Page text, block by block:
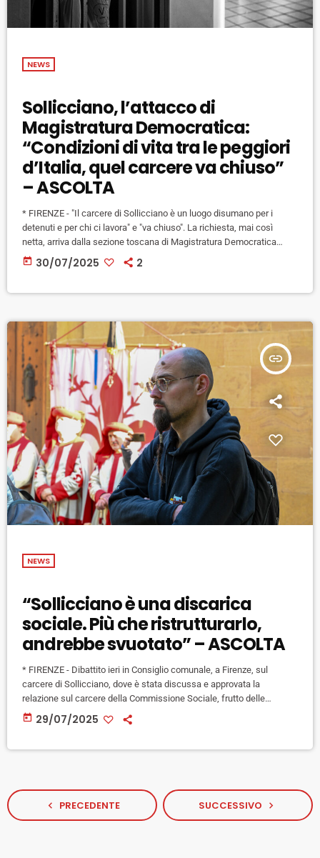
NEWS
Sollicciano, l’attacco di
Magistratura Democratica:
“Condizioni di vita tra le peggiori
d’Italia, quel carcere va chiuso”
– ASCOLTA
* FIRENZE - "Il carcere di Sollicciano è un luogo disumano per i
detenuti e per chi ci lavora" e "va chiuso". La richiesta, mai così
netta, arriva dalla sezione toscana di Magistratura Democratica
spiegando che, a quattro mesi di distanza dalla prima denuncia fatta
assieme all'associazione Antigone delle condizioni di estremo
today 30/07/2025 2
insert_link
NEWS
“Sollicciano è una discarica
sociale. Più che ristrutturarlo,
andrebbe svuotato” – ASCOLTA
* FIRENZE - Dibattito ieri in Consiglio comunale, a Firenze, sul
carcere di Sollicciano, dove è stata discussa e approvata la
relazione sul carcere della Commissione Sociale, frutto delle
audizioni e dei sopralluoghi nei mesi scorsi. Tra le indicazioni
contenute nella relazione, come anticipato ieri dal presidente della
today 29/07/2025
navigate_before PRECEDENTE SUCCESSIVO navigate_next